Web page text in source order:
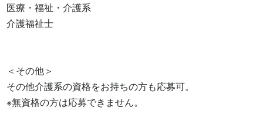
医療・福祉・介護系
介護福祉士
＜その他＞
その他介護系の資格をお持ちの方も応募可。
※無資格の方は応募できません。